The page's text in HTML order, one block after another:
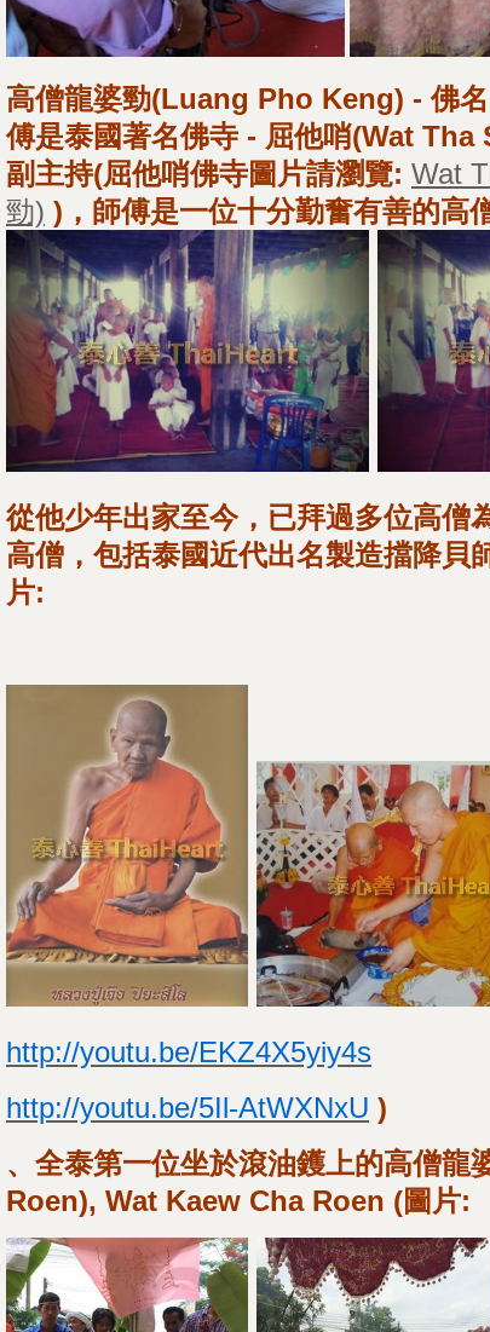
高僧龍婆勁(Luang Pho Keng) - 佛
傅是泰國著名佛寺 - 屈他哨(Wat
副主持(屈他哨佛寺圖片請瀏覽: Wat
勁) )，師傅是一位十分勤奮有善的高
從他少年出家至今，已拜過多位高僧
高僧，包括泰國近代出名製造擋降
片:
http://youtu.be/EKZ4X5yiy4s
http://youtu.be/5Il-AtWXNxU )
、全泰第一位坐於滾油鑊上的高僧
Roen), Wat Kaew Cha Roen (圖片: